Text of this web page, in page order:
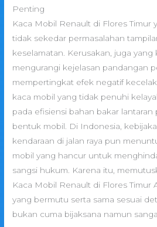
Penting
Kaca Mobil Renault di Flores Timur
tidak sekedar permasalahan
keselamatan. Kerusakan, juga yang
mengurangi kejelasan pandangan
mempertingkat efek negatif
kaca mobil yang tidak penuhi
pada efisiensi bahan bakar lantaran
bentuk mobil. Di Indonesia,
kendaraan di jalan raya pun
mobil yang hancur untuk
sangsi hukum. Karena itu,
Kaca Mobil Renault di Flores Timur
yang bermutu serta sama sesuai
bukan cuma bijaksana namun